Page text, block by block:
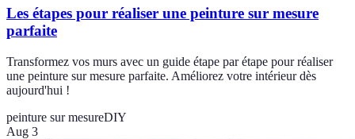
Les étapes pour réaliser une peinture sur mesure
parfaite
Transformez vos murs avec un guide étape par étape pour réaliser
une peinture sur mesure parfaite. Améliorez votre intérieur dès
aujourd'hui !
peinture sur mesureDIY
Aug 3